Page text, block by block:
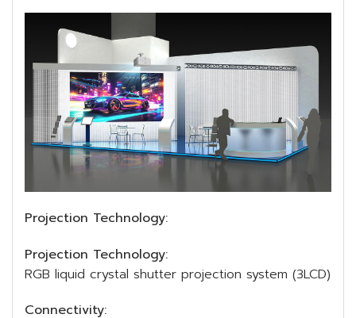
Projection Technology:
Projection Technology:
RGB liquid crystal shutter projection system (3LCD)
Connectivity: